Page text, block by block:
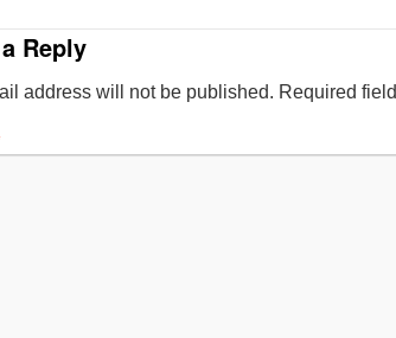
Reply
address will not be published. Required